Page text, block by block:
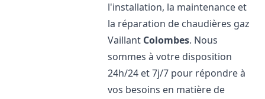
l'installation, la maintenance et
la réparation de chaudières gaz
Vaillant Colombes. Nous
sommes à votre disposition
24h/24 et 7j/7 pour répondre à
vos besoins en matière de